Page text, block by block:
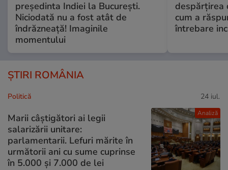
președinta Indiei la București.
Niciodată nu a fost atât de
îndrăzneață! Imaginile
momentului
despărțirea
cum a
întrebare
ȘTIRI ROMÂNIA
Analiză
Politică 24 iul.
Marii câștigători ai legii
salarizării unitare:
parlamentarii. Lefuri mărite în
următorii ani cu sume cuprinse
în 5.000 și 7.000 de lei